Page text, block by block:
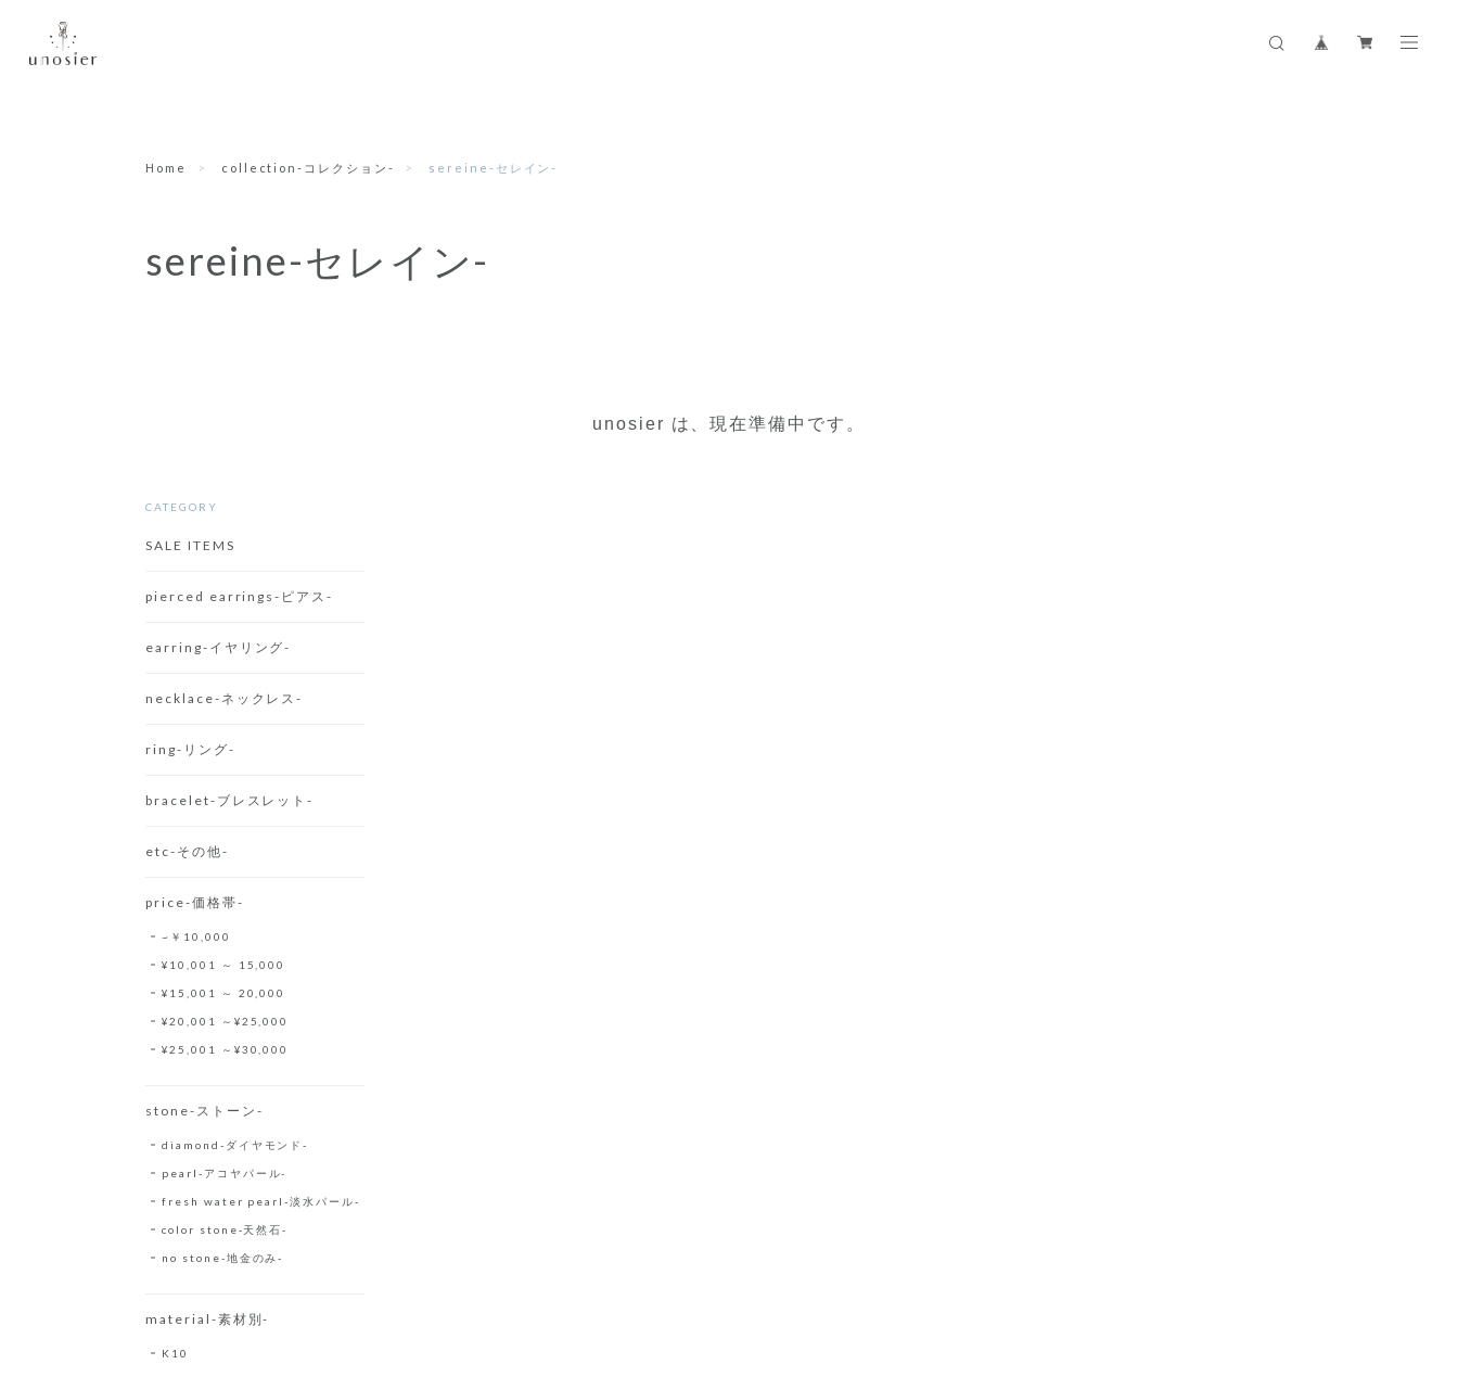
Home collection-コレクション- sereine-セレイン-
sereine-セレイン-
unosier は、現在準備中です。
CATEGORY
SALE ITEMS
pierced earrings-ピアス-
earring-イヤリング-
necklace-ネックレス-
ring-リング-
bracelet-ブレスレット-
etc-その他-
price-価格帯-
~￥10,000
¥10,001 ～ 15,000
¥15,001 ～ 20,000
¥20,001 ～¥25,000
¥25,001 ～¥30,000
stone-ストーン-
diamond-ダイヤモンド-
pearl-アコヤパール-
fresh water pearl-淡水パール-
color stone-天然石-
no stone-地金のみ-
material-素材別-
K10